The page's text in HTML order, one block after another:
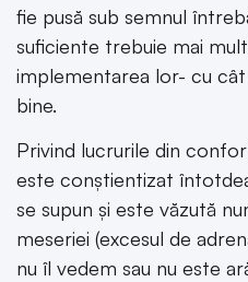
fie pusă sub semnul
suficiente trebuie mai
implementarea lor- cu
bine.
Privind lucrurile din
este conștientizat
se supun și este văzută
meseriei (excesul de
nu îl vedem sau nu este